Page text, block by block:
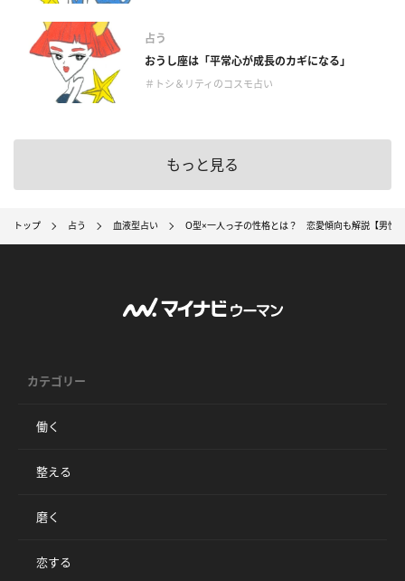
占う
おうし座は「平常心が成長のカギになる」
＃トシ＆リティのコスモ占い
もっと見る
トップ 占う 血液型占い O型×一人っ子の性格とは？ 恋愛傾向も解説【男性
カテゴリー
働く
整える
磨く
恋する